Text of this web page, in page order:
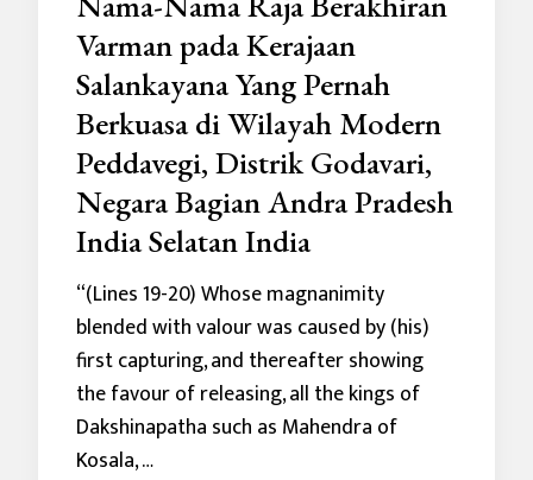
Varman pada Kerajaan
Salankayana Yang Pernah
Berkuasa di Wilayah Modern
Peddavegi, Distrik Godavari,
Negara Bagian Andra Pradesh
India Selatan India
“(Lines 19-20) Whose magnanimity
blended with valour was caused by (his)
first capturing, and thereafter showing
the favour of releasing, all the kings of
Dakshinapatha such as Mahendra of
Kosala, …